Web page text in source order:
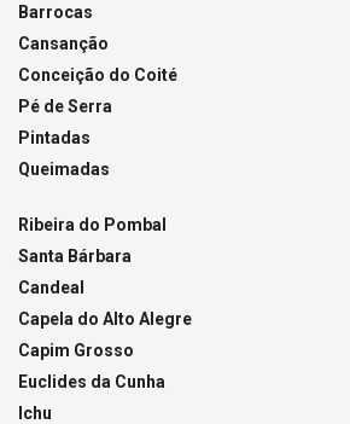
Barrocas
Cansanção
Conceição do Coité
Pé de Serra
Pintadas
Queimadas
Ribeira do Pombal
Santa Bárbara
Candeal
Capela do Alto Alegre
Capim Grosso
Euclides da Cunha
Ichu